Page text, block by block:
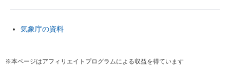
気象庁の資料
※本ページはアフィリエイトプログラムによる収益を得ています